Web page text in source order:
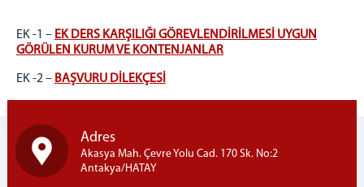
EK -1 – EK DERS KARŞILIĞI GÖREVLENDİRİLMESİ UYGUN
GÖRÜLEN KURUM VE KONTENJANLAR
EK -2 – BAŞVURU DİLEKÇESİ
Adres
Akasya Mah. Çevre Yolu Cad. 170 Sk. No:2
Antakya/HATAY